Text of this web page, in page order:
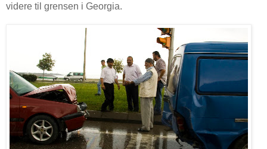
videre til grensen i Georgia.